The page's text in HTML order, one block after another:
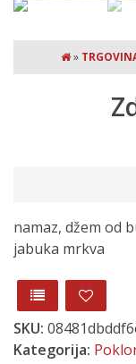
»
namaz, džem od
jabuka mrkva
SKU:
Kategorija: